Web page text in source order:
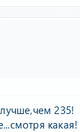
235!
какая!